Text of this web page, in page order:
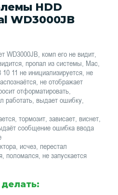
HDD
WD3000JB
WD3000JB, комп его не видит,
пропал из системы, Mac,
11 не инициализируется, не
не отображает
отформатировать,
работать, выдает ошибку,
тормозит, зависает, виснет,
сообщение ошибка ввода
исчез, перестал
поломался, не запускается